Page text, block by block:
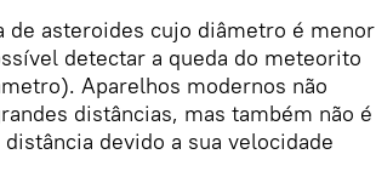
de asteroides cujo diâmetro é menor
detectar a queda do meteorito
Aparelhos modernos não
distâncias, mas também não é
devido a sua velocidade